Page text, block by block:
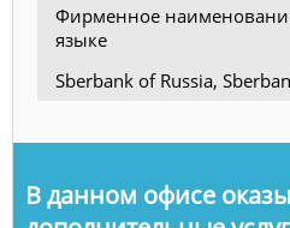
Фирменное
языке
Sberbank of Russia,
В данном офисе